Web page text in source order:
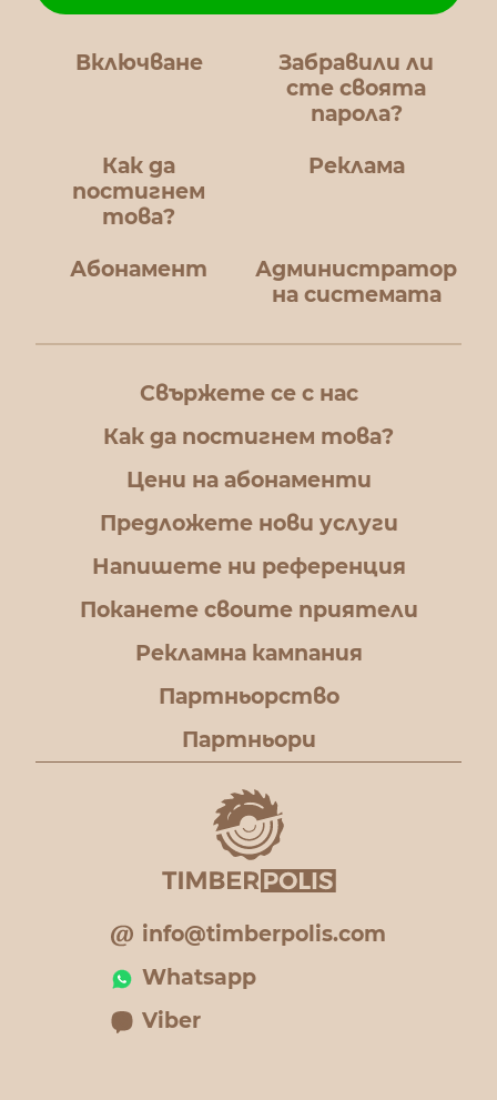
Включване
Забравили ли
сте своята
парола?
Как да
постигнем
това?
Реклама
Абонамент
Администратор
на системата
Свържете се с нас
Как да постигнем това?
Цени на абонаменти
Предложете нови услуги
Напишете ни референция
Поканете своите приятели
Рекламна кампания
Партньорство
Партньори
info@timberpolis.com
Whatsapp
Viber